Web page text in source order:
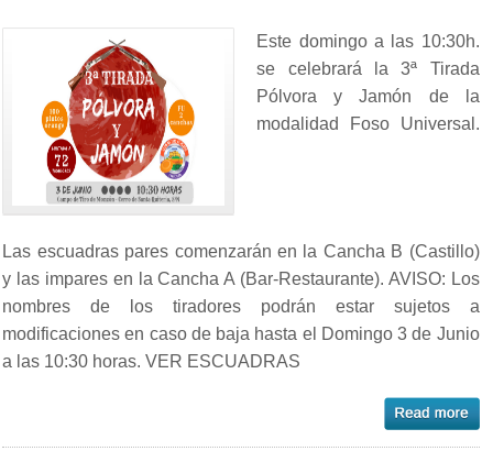
Este domingo a las 10:30h.
se celebrará la 3ª Tirada
Pólvora y Jamón de la
modalidad Foso Universal.
Las escuadras pares comenzarán en la Cancha B (Castillo)
y las impares en la Cancha A (Bar-Restaurante). AVISO: Los
nombres de los tiradores podrán estar sujetos a
modificaciones en caso de baja hasta el Domingo 3 de Junio
a las 10:30 horas. VER ESCUADRAS